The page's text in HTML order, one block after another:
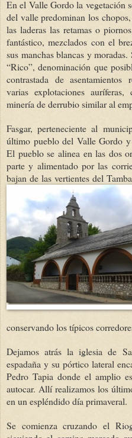
En el Valle Gordo la vegetación
del valle predominan los
las laderas las retamas o
fantástico, mezclados con el
sus manchas blancas y
“Rico”, denominación que
contrastada de asentamientos
varias explotaciones
minería de derrubio similar al
Fasgar, perteneciente al
último pueblo del Valle Gordo
El pueblo se alinea en las dos
parte y alimentado por las
bajan de las vertientes del
conservando los típicos
Dejamos atrás la iglesia de
espadaña y su pórtico lateral
Pedro Tapia donde el amplio
autocar. Allí realizamos los
en un espléndido día primaveral.
Se comienza cruzando el